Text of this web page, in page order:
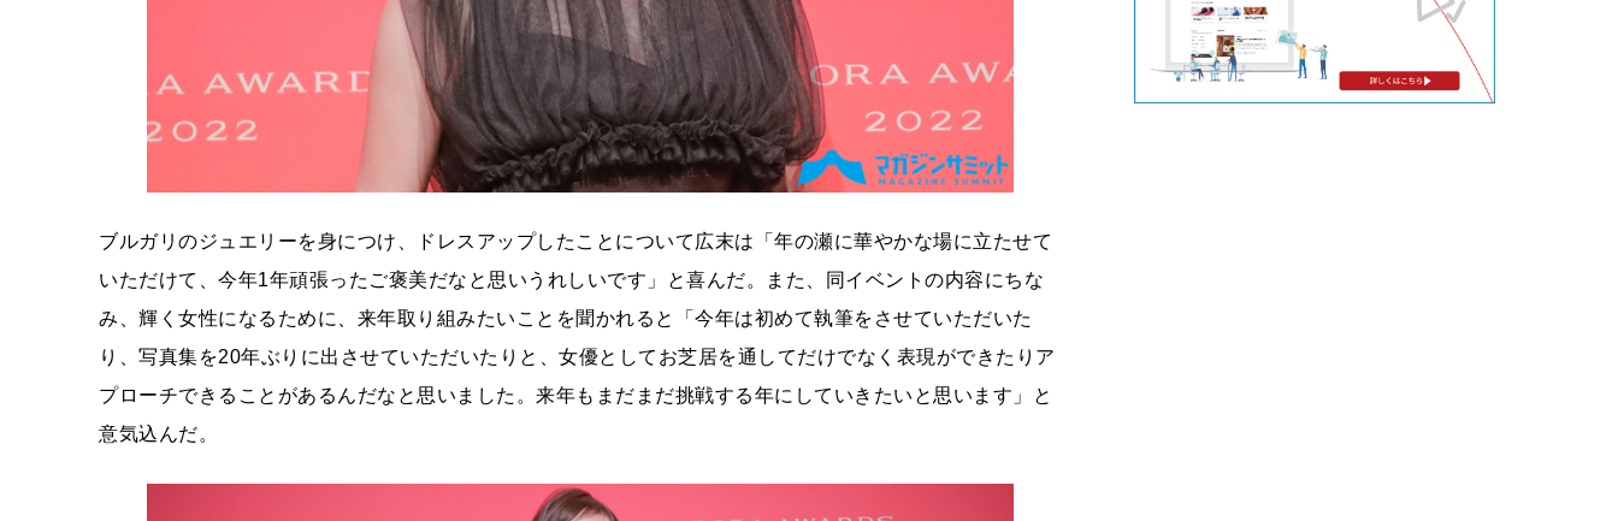
ブルガリのジュエリーを身につけ、ドレスアップしたことについて広末は「年の瀬に華やかな場に立たせて
いただけて、今年1年頑張ったご褒美だなと思いうれしいです」と喜んだ。また、同イベントの内容にちな
み、輝く女性になるために、来年取り組みたいことを聞かれると「今年は初めて執筆をさせていただいた
り、写真集を20年ぶりに出させていただいたりと、女優としてお芝居を通してだけでなく表現ができたりア
プローチできることがあるんだなと思いました。来年もまだまだ挑戦する年にしていきたいと思います」と
意気込んだ。